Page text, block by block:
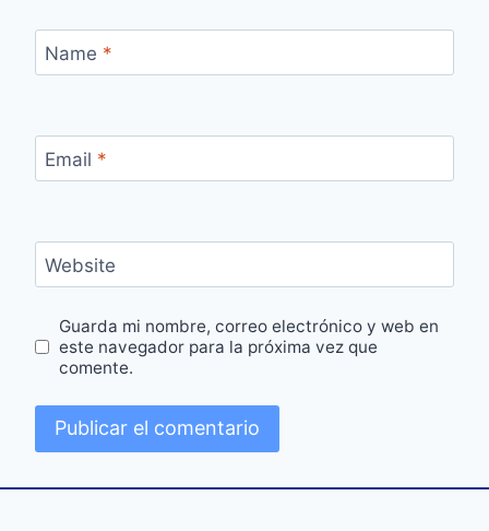
Name *
Email *
Website
Guarda mi nombre, correo electrónico y web en
este navegador para la próxima vez que
comente.